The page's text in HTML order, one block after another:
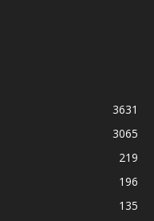
3631
3065
219
196
135